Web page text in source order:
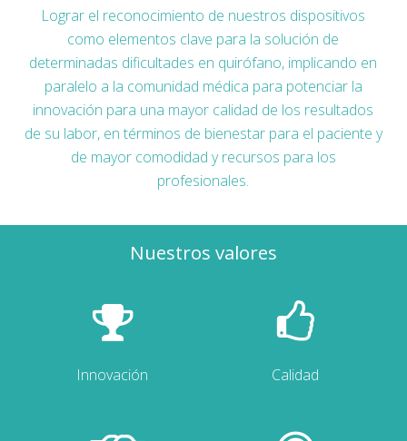
Lograr el reconocimiento de nuestros dispositivos
como elementos clave para la solución de
determinadas dificultades en quirófano, implicando en
paralelo a la comunidad médica para potenciar la
innovación para una mayor calidad de los resultados
de su labor, en términos de bienestar para el paciente y
de mayor comodidad y recursos para los
profesionales.
Nuestros valores
Innovación Calidad